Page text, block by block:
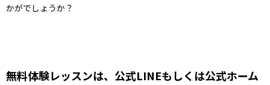
かがでしょうか？
無料体験レッスンは、公式LINEもしくは公式ホーム